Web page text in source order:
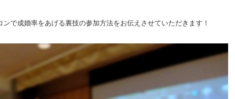
で成婚率をあげる裏技の参加方法をお伝えさせていただきます！